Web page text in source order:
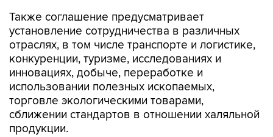
Также соглашение предусматривает
установление сотрудничества в различных
отраслях, в том числе транспорте и логистике,
конкуренции, туризме, исследованиях и
инновациях, добыче, переработке и
использовании полезных ископаемых,
торговле экологическими товарами,
сближении стандартов в отношении халяльной
продукции.